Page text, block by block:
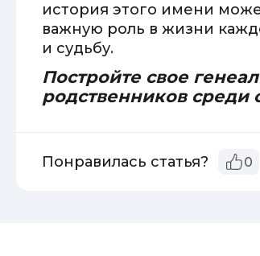
история этого имени
важную роль в жизни
и судьбу.
Постройте свое
родственников среди
Понравилась статья? 0